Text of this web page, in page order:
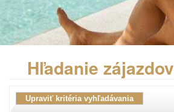
Hľadanie zájazdov